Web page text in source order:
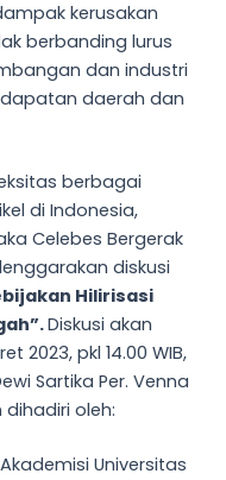
kerusakan
berbanding lurus
dan industri
daerah dan
berbagai
di Indonesia,
Celebes Bergerak
diskusi
Hilirisasi
Diskusi akan
2023, pkl 14.00 WIB,
Sartika Per. Venna
dihadiri oleh:
Akademisi Universitas